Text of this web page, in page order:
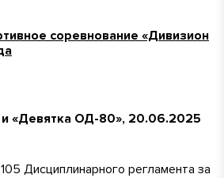
соревнование «Дивизион
«Девятка ОД-80», 20.06.2025
Дисциплинарного регламента за